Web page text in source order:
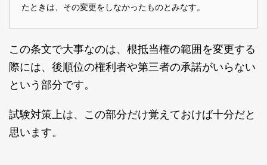
たときは、その変更をしなかったものとみなす。
この条文で大事なのは、根抵当権の範囲を変更する
際には、後順位の権利者や第三者の承諾がいらない
という部分です。
試験対策上は、この部分だけ覚えておけば十分だと
思います。